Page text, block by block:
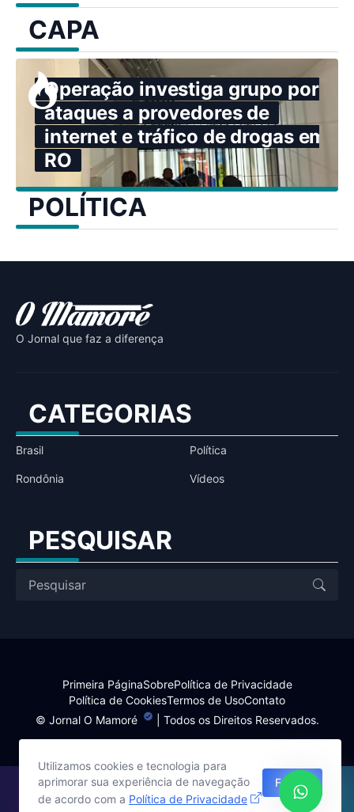
CAPA
Operação investiga grupo por
ataques a provedores de
internet e tráfico de drogas em
RO
POLÍTICA
O Jornal que faz a diferença
CATEGORIAS
Brasil Política
Rondônia Vídeos
PESQUISAR
© Jornal O Mamoré | Todos os Direitos Reservados.
Primeira PáginaSobrePolítica de Privacidade
Política de CookiesTermos de UsoContato
Utilizamos cookies e tecnologia para
aprimorar sua experiência de navegação
de acordo com a Política de Privacidade
Fechar
Site desenvolvido por:
Harlley Rebouças